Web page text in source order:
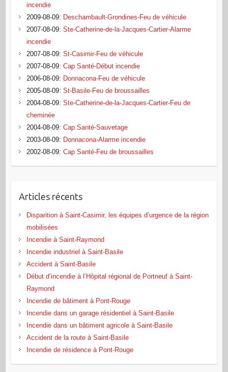
incendie
2009-08-09: Deschambault-Grondines-Feu de véhicule
2007-08-09: Ste-Catherine-de-la-Jacques-Cartier-Alarme
incendie
2007-08-09: St-Casimir-Feu de véhicule
2007-08-09: Cap Santé-Début incendie
2006-08-09: Donnacona-Feu de véhicule
2005-08-09: St-Basile-Feu de broussailles
2004-08-09: Ste-Catherine-de-la-Jacques-Cartier-Feu de
cheminée
2004-08-09: Cap Santé-Sauvetage
2003-08-09: Donnacona-Alarme incendie
2002-08-09: Cap Santé-Feu de broussailles
Articles récents
Disparition à Saint-Casimir, les équipes d’urgence de la région
mobilisées
Incendie à Saint-Raymond
Incendie industriel à Saint-Basile
Accident à Saint-Basile
Début d’incendie à l’Hôpital régional de Portneuf à Saint-
Raymond
Incendie de bâtiment à Pont‑Rouge
Incendie dans un garage résidentiel à Saint‑Basile
Incendie dans un bâtiment agricole à Saint‑Basile
Accident de la route à Saint-Basile
Incendie de résidence à Pont-Rouge